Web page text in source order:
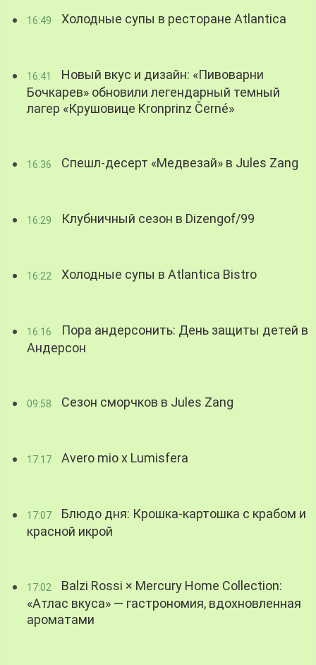
16:49 Холодные супы в ресторане Atlantica
16:41
Новый вкус и дизайн: «Пивоварни
Бочкарев» обновили легендарный темный
лагер «Крушовице Kronprinz Černé»
16:36 Спешл-десерт «Медвезай» в Jules Zang
16:29 Клубничный сезон в Dizengof/99
16:22 Холодные супы в Atlantica Bistro
16:16
Пора андерсонить: День защиты детей в
Андерсон
09:58 Сезон сморчков в Jules Zang
17:17 Avero mio x Lumisfera
17:07
Блюдо дня: Крошка-картошка с крабом и
красной икрой
17:02
Balzi Rossi × Mercury Home Collection:
«Атлас вкуса» — гастрономия, вдохновленная
ароматами